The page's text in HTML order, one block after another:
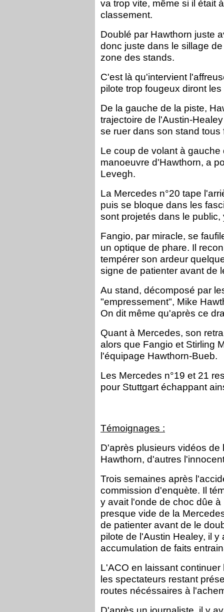
va trop vite, même si il était
classement.
Doublé par Hawthorn juste
donc juste dans le sillage
zone des stands.
C'est là qu'intervient
pilote trop fougeux diront
De la gauche de la piste,
trajectoire de l'Austin-
se ruer dans son stand tous
Le coup de volant à
manoeuvre d'Hawthorn, a
Levegh.
La Mercedes n°20 tape
puis se bloque dans les
sont projetés dans le public,
Fangio, par miracle, se
un optique de phare. Il
tempérer son ardeur
signe de patienter avant de
Au stand, décomposé par
"empressement", Mike
On dit même qu'après ce
Quant à Mercedes, son
alors que Fangio et Stirling
l'équipage Hawthorn-Bueb.
Les Mercedes n°19 et 21
pour Stuttgart échappant
Témoignages :
D'après plusieurs vidéos
Hawthorn, d'autres
Trois semaines après
commission d'enquète. Il
y avait l'onde de choc dûe
presque vide de la
de patienter avant de le
pilote de l'Austin Healey, il
accumulation de faits
L'ACO en laissant
les spectateurs restant
routes nécéssaires à